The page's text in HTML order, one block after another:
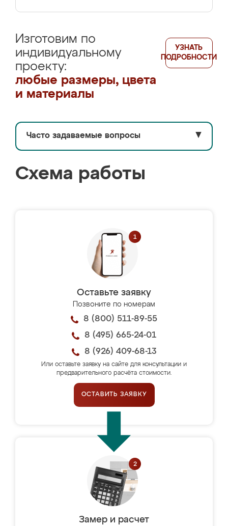
Изготовим по
индивидуальному
проекту:
любые размеры, цвета
и материалы
УЗНАТЬ
ПОДРОБНОСТИ
Часто задаваемые вопросы ▼
Схема работы
Оставьте заявку
Позвоните по номерам
8 (800) 511-89-55
8 (495) 665-24-01
8 (926) 409-68-13
Или оставьте заявку на сайте для консультации и
предварительного расчёта стоимости.
ОСТАВИТЬ ЗАЯВКУ
Замер и расчет